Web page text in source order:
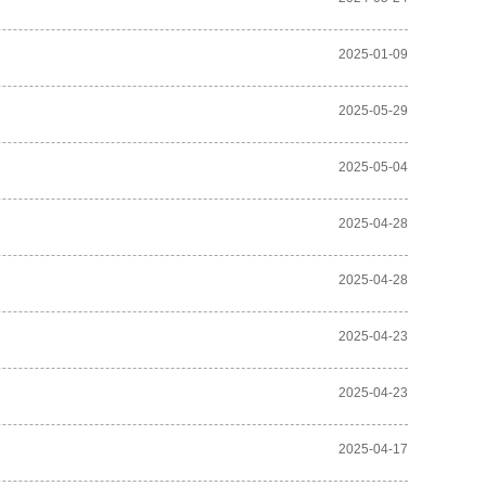
2025-01-09
2025-05-29
2025-05-04
2025-04-28
2025-04-28
2025-04-23
2025-04-23
2025-04-17